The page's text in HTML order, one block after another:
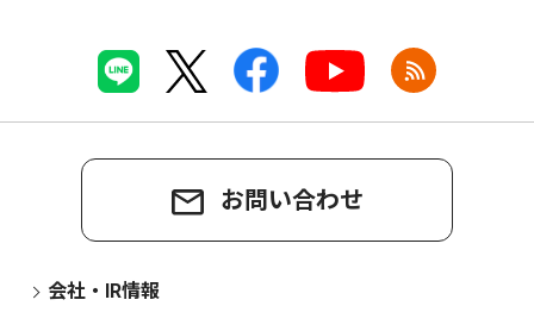
お問い合わせ
会社・IR情報